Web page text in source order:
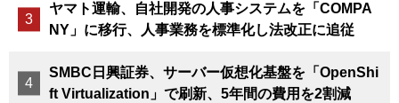
ヤマト運輸、自社開発の人事システムを「COMPA
NY」に移行、人事業務を標準化し法改正に追従
SMBC日興証券、サーバー仮想化基盤を「OpenShi
ft Virtualization」で刷新、5年間の費用を2割減